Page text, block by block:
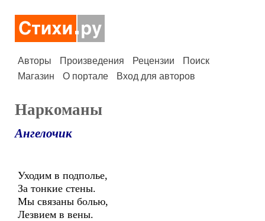
Авторы Произведения Рецензии
Поиск
Магазин
О портале Вход для авторов
Наркоманы
Ангелочик
Уходим в подполье,
За тонкие стены.
Мы связаны болью,
Лезвием в вены.